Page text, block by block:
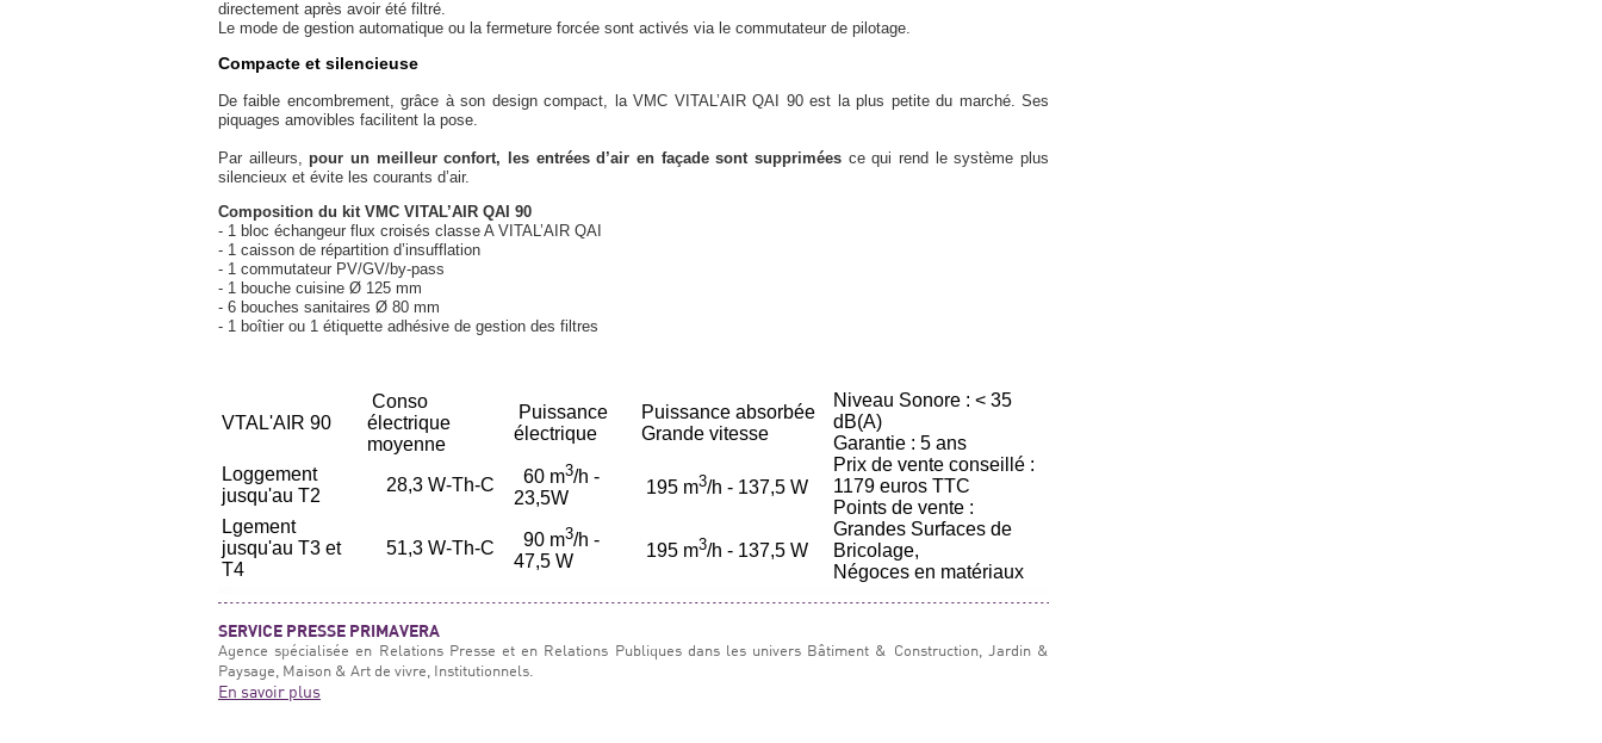
directement après avoir été filtré.
Le mode de gestion automatique ou la fermeture forcée sont activés via le commutateur de pilotage.
Compacte et silencieuse
De faible encombrement, grâce à son design compact, la VMC VITAL’AIR QAI 90 est la plus petite du marché. Ses
piquages amovibles facilitent la pose.
Par ailleurs,pour un meilleur confort, les entrées d’air en façade sont supprimées ce qui rend le système plus
silencieux et évite les courants d’air.
Composition du kit VMC VITAL’AIR QAI 90
- 1 bloc échangeur flux croisés classe A VITAL’AIR QAI
- 1 caisson de répartition d’insufflation
- 1 commutateur PV/GV/by-pass
- 1 bouche cuisine Ø 125 mm
- 6 bouches sanitaires Ø 80 mm
- 1 boîtier ou 1 étiquette adhésive de gestion des filtres
VTAL'AIR 90
Conso
électrique
moyenne
Puissance
électrique
Puissance absorbée
Grande vitesse
Niveau Sonore : < 35
dB(A)
Garantie : 5 ans
Prix de vente conseillé :
1179 euros TTC
Points de vente :
Grandes Surfaces de
Bricolage,
Négoces en matériaux
Loggement
jusqu'au T2
28,3 W-Th-C 60 m3/h -
23,5W
195 m3/h - 137,5 W
Lgement
jusqu'au T3 et
T4
51,3 W-Th-C 90 m3/h -
47,5 W
195 m3/h - 137,5 W
SERVICE PRESSE PRIMAVERA
Agence spécialisée en Relations Presse et en Relations Publiques dans les univers Bâtiment & Construction, Jardin &
Paysage, Maison & Art de vivre, Institutionnels.
En savoir plus